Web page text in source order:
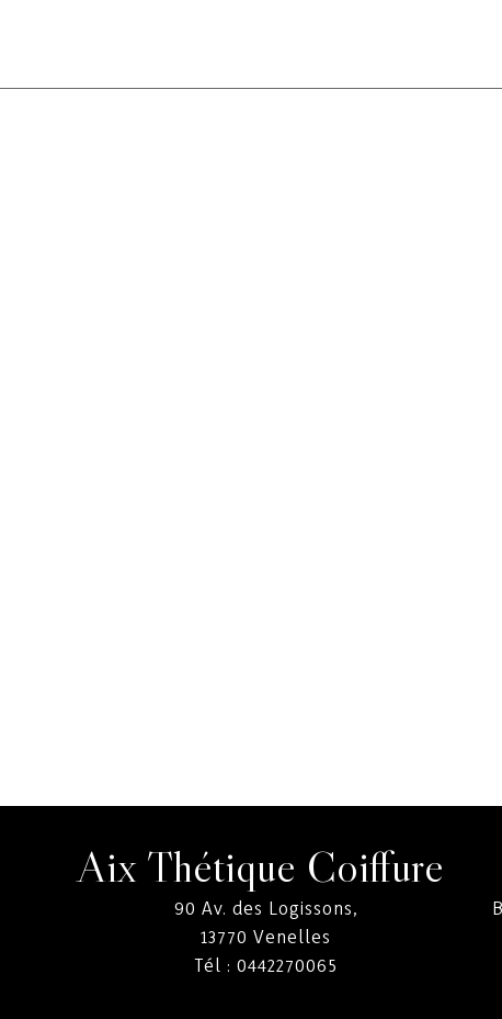
Aix Thétique Coiffure
90 Av. des Logissons,
13770 Venelles
Tél : 0442270065